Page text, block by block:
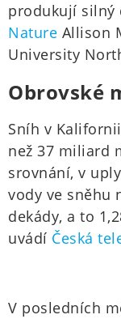
produkují silný
Nature Allison
University
Obrovské
Sníh v
než 37 miliard
srovnání, v
vody ve sněhu
dekády, a to
uvádí Česká
V posledních